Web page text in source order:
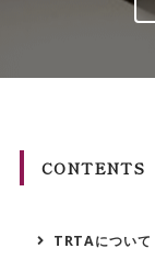
CONTENTS
TRTAについて